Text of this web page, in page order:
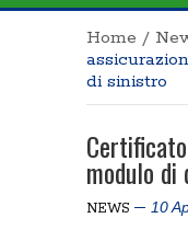
Home /
di sinistro
modulo di
NEWS 10